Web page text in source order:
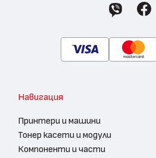
Навигация
Принтери и машини
Тонер касети и модули
Компоненти и части